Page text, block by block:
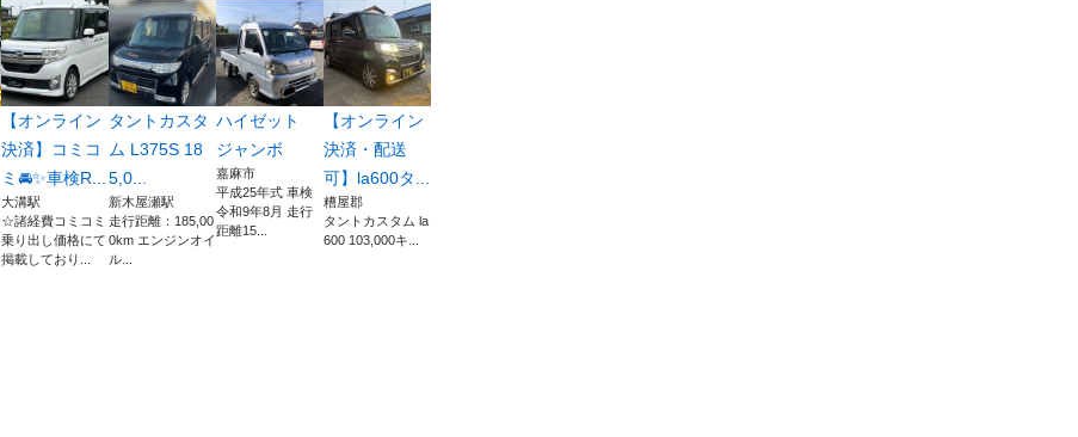
【オンライン
決済】コミコ
ミ🚘✨車検R...
大溝駅
☆諸経費コミコミ
乗り出し価格にて
掲載しており...
タントカスタ
ム L375S 18
5,0...
新木屋瀬駅
走行距離：185,00
0km エンジンオイ
ル...
ハイゼット
ジャンボ
嘉麻市
平成25年式 車検
令和9年8月 走行
距離15...
【オンライン
決済・配送
可】la600タ...
糟屋郡
タントカスタム la
600 103,000キ...